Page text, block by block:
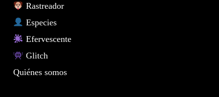
Rastreador
Especies
Efervescente
Glitch
Quiénes somos